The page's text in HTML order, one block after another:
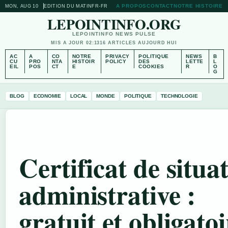
MON, AUG 10 EDITION DU MATIN FR-FR A PROPOSCONTACTNOTRE HISTOIRE
LEPOINTINFO.ORG
LEPOINTINFO NEWS PULSE
MIS A JOUR 02:1316 ARTICLES AUJOURD HUI
AC
CU
EIL
A
PRO
POS
CO
NTA
CT
NOTRE
HISTOIR
E
PRIVACY
POLICY
POLITIQUE
DES
COOKIES
NEWS
LETTE
R
B
L
O
G
BLOG ECONOMIE LOCAL MONDE POLITIQUE TECHNOLOGIE
Certificat de
administrative :